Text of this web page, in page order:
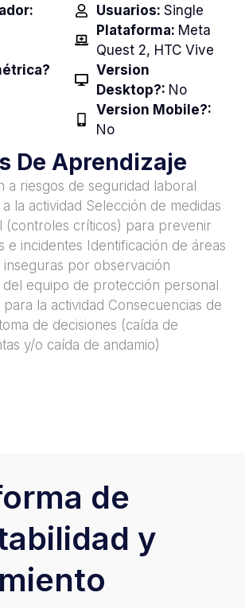
Usuarios: Single
Plataforma: Meta
Quest 2, HTC Vive
Version
Desktop?: No
Version Mobile?:
No
De Aprendizaje
a riesgos de seguridad laboral
a la actividad Selección de medidas
(controles críticos) para prevenir
e incidentes Identificación de áreas
inseguras por observación
del equipo de protección personal
la actividad Consecuencias de
de decisiones (caída de
y/o caída de andamio)
de
y